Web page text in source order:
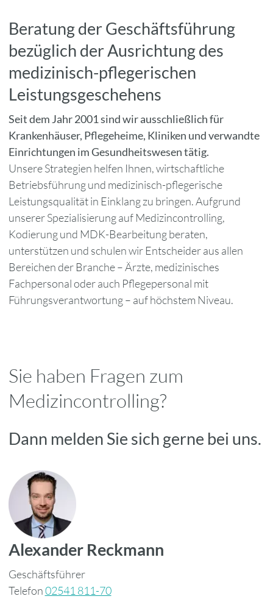
Beratung der Geschäftsführung
bezüglich der Ausrichtung des
medizinisch-pflegerischen
Leistungsgeschehens
Seit dem Jahr 2001 sind wir ausschließlich für
Krankenhäuser, Pflegeheime, Kliniken und verwandte
Einrichtungen im Gesundheitswesen tätig.
Unsere Strategien helfen Ihnen, wirtschaftliche
Betriebsführung und medizinisch-pflegerische
Leistungsqualität in Einklang zu bringen. Aufgrund
unserer Spezialisierung auf Medizincontrolling,
Kodierung und MDK-Bearbeitung beraten,
unterstützen und schulen wir Entscheider aus allen
Bereichen der Branche – Ärzte, medizinisches
Fachpersonal oder auch Pflegepersonal mit
Führungsverantwortung – auf höchstem Niveau.
Sie haben Fragen zum
Medizincontrolling?
Dann melden Sie sich gerne bei uns.
Alexander Reckmann
Geschäftsführer
Telefon02541 811-70